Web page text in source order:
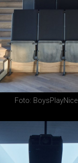
Foto: BoysPlayNice